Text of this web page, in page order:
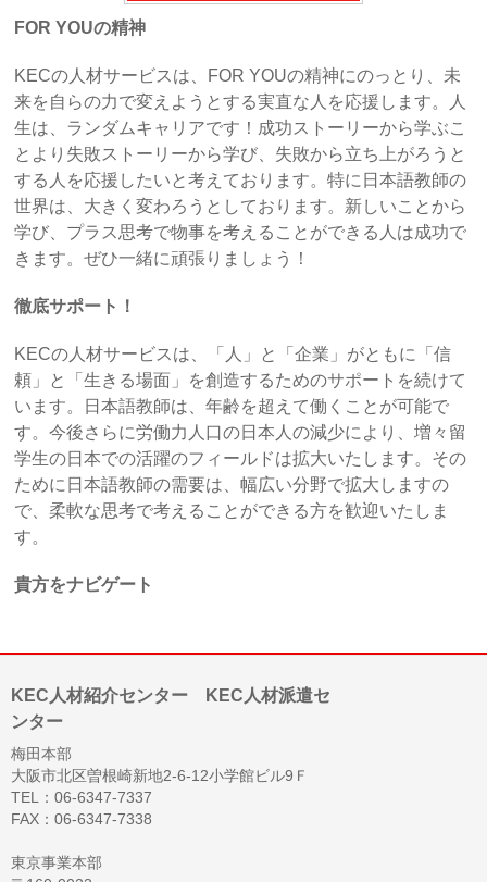
FOR YOUの精神
KECの人材サービスは、FOR YOUの精神にのっとり、未
来を自らの力で変えようとする実直な人を応援します。人
生は、ランダムキャリアです！成功ストーリーから学ぶこ
とより失敗ストーリーから学び、失敗から立ち上がろうと
する人を応援したいと考えております。特に日本語教師の
世界は、大きく変わろうとしております。新しいことから
学び、プラス思考で物事を考えることができる人は成功で
きます。ぜひ一緒に頑張りましょう！
徹底サポート！
KECの人材サービスは、「人」と「企業」がともに「信
頼」と「生きる場面」を創造するためのサポートを続けて
います。日本語教師は、年齢を超えて働くことが可能で
す。今後さらに労働力人口の日本人の減少により、増々留
学生の日本での活躍のフィールドは拡大いたします。その
ために日本語教師の需要は、幅広い分野で拡大しますの
で、柔軟な思考で考えることができる方を歓迎いたしま
す。
貴方をナビゲート
KEC人材紹介センター KEC人材派遣セ
ンター
梅田本部
大阪市北区曽根崎新地2-6-12小学館ビル9Ｆ
TEL：06-6347-7337
FAX：06-6347-7338
東京事業本部